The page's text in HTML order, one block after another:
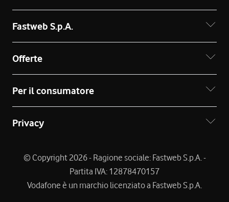
Fastweb S.p.A.
Offerte
Per il consumatore
Privacy
© Copyright 2026 - Ragione sociale: Fastweb S.p.A. -
Partita IVA: 12878470157
Vodafone è un marchio licenziato a Fastweb S.p.A.